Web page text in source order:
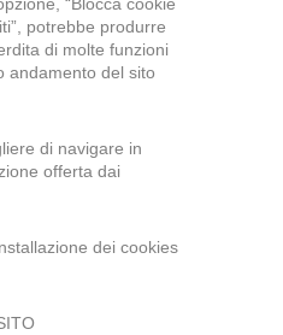
potrebbe produrre
di molte funzioni
andamento del sito
di navigare in
offerta dai
dei cookies